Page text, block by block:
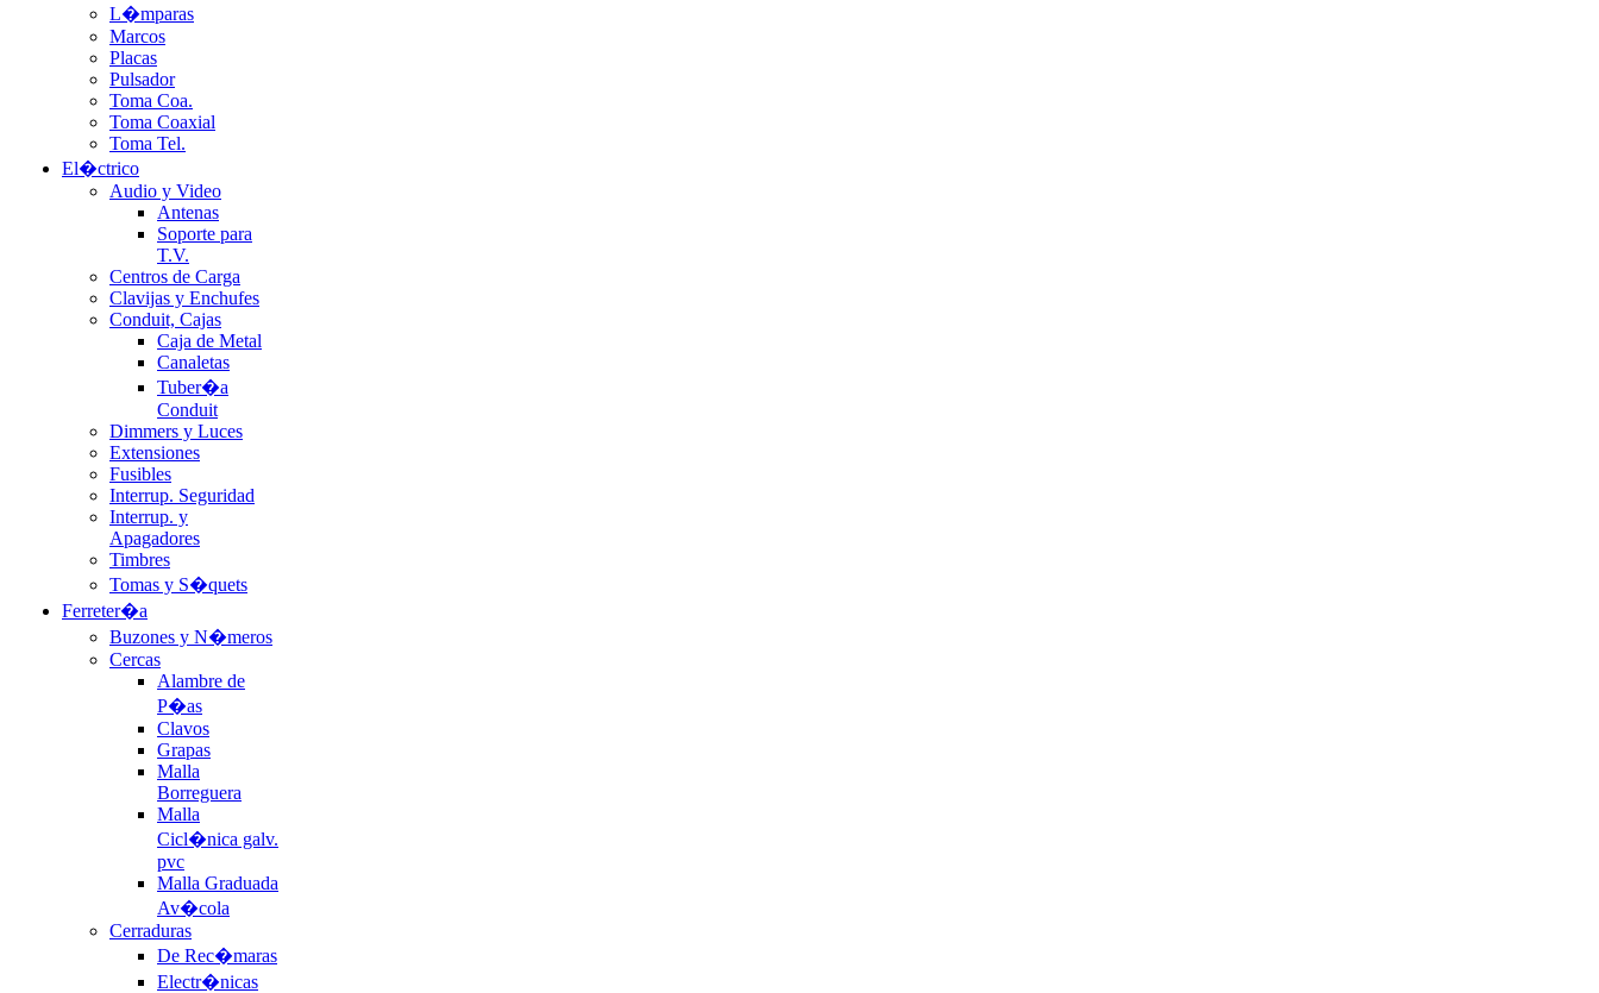
L�mparas
Marcos
Placas
Pulsador
Toma Coa.
Toma Coaxial
Toma Tel.
El�ctrico
Audio y Video
Antenas
Soporte para
T.V.
Centros de Carga
Clavijas y Enchufes
Conduit, Cajas
Caja de Metal
Canaletas
Tuber�a
Conduit
Dimmers y Luces
Extensiones
Fusibles
Interrup. Seguridad
Interrup. y
Apagadores
Timbres
Tomas y S�quets
Ferreter�a
Buzones y N�meros
Cercas
Alambre de
P�as
Clavos
Grapas
Malla
Borreguera
Malla
Cicl�nica galv.
pvc
Malla Graduada
Av�cola
Cerraduras
De Rec�maras
Electr�nicas